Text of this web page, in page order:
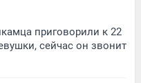
приговорили к 22
сейчас он звонит